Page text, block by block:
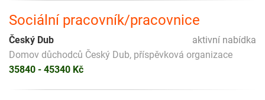
Sociální pracovník/pracovnice
aktivní nabídka
Český Dub
Domov důchodců Český Dub, příspěvková organizace
35840 - 45340 Kč